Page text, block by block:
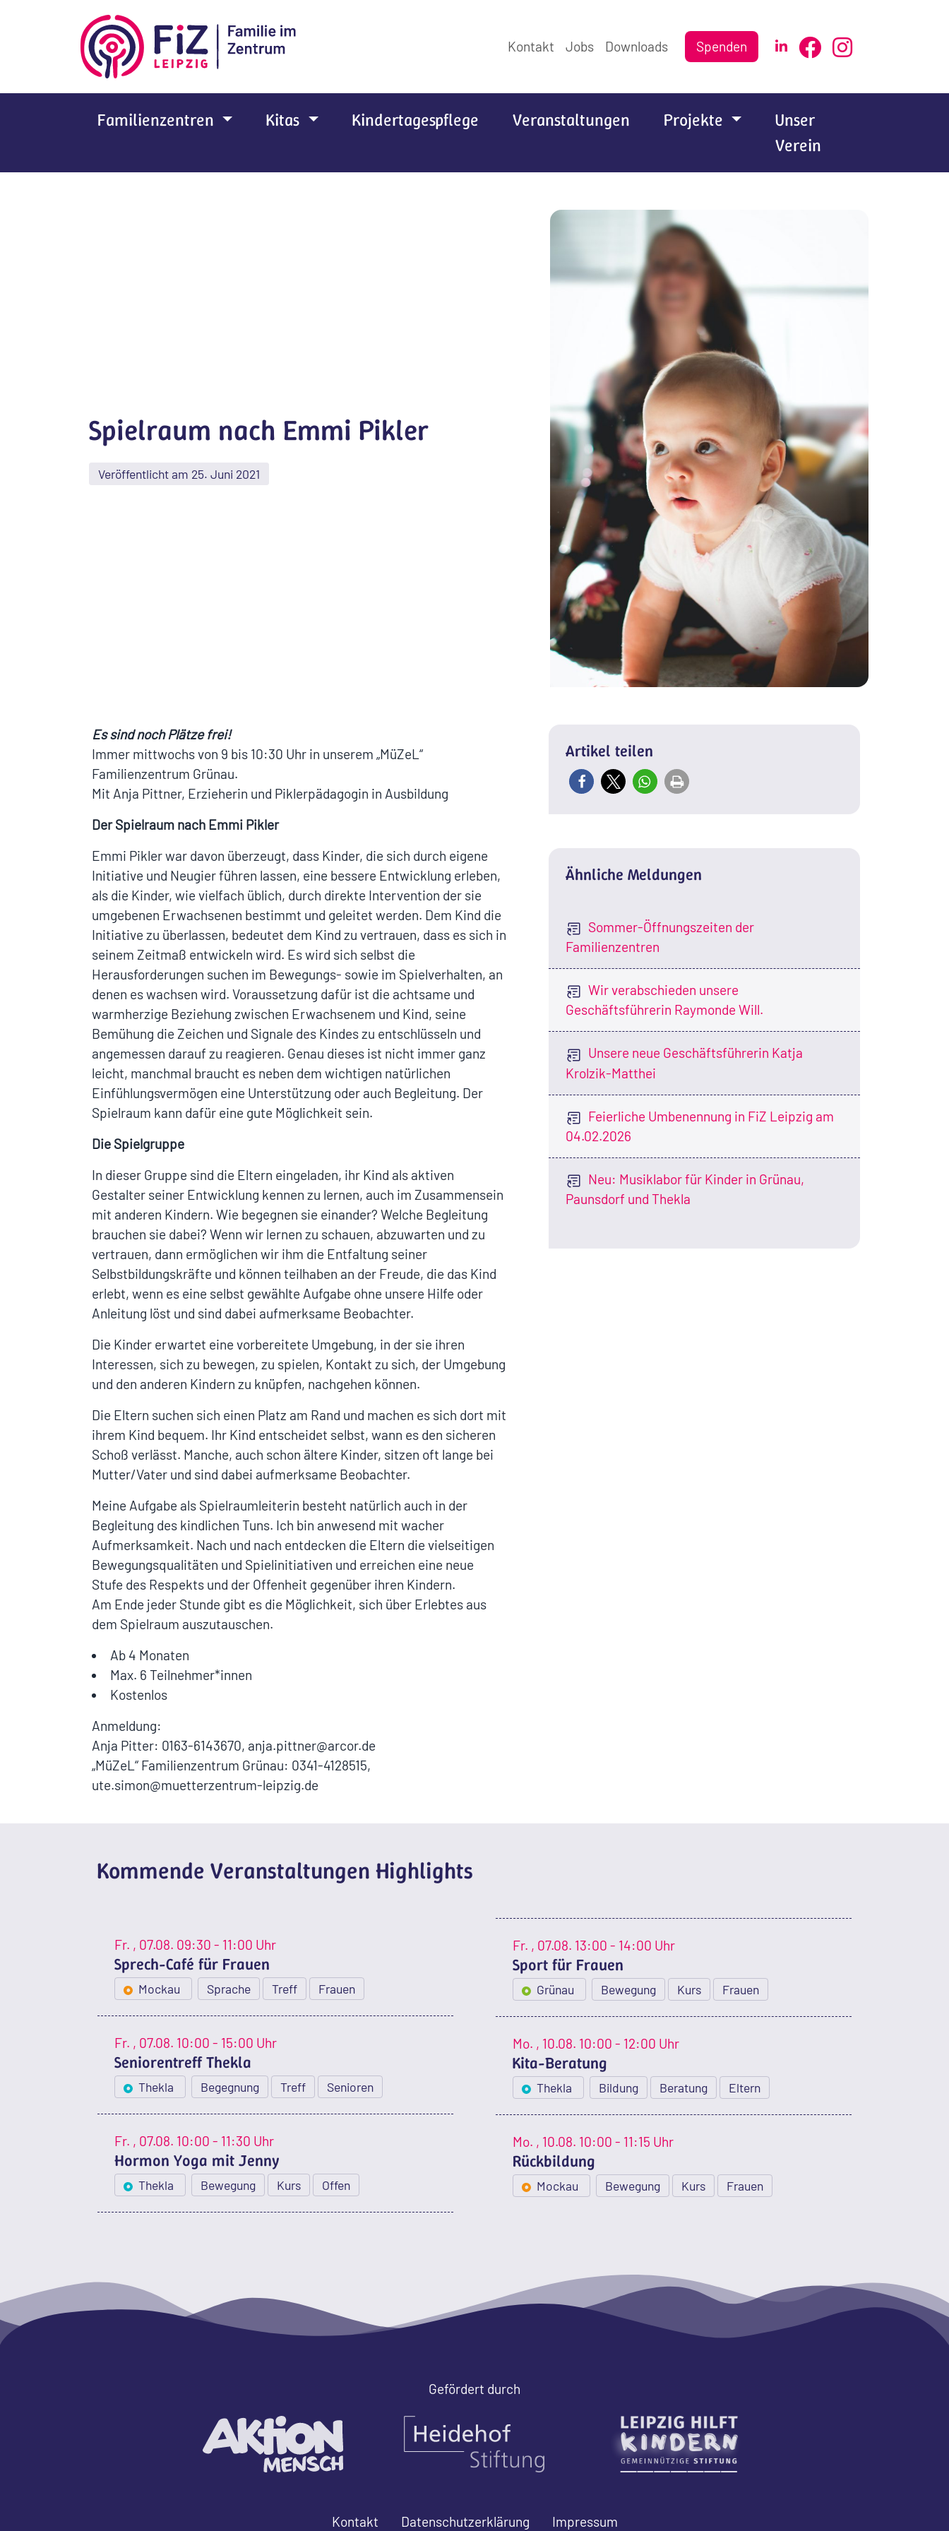
Kontakt Jobs Downloads Spenden
Familienzentren Kitas Kindertagespflege Veranstaltungen Projekte
Unser
Verein
Spielraum nach Emmi Pikler
Veröffentlicht am 25. Juni 2021
Es sind noch Plätze frei!
Immer mittwochs von 9 bis 10:30 Uhr in unserem „MüZeL“
Familienzentrum Grünau.
Mit Anja Pittner, Erzieherin und Piklerpädagogin in Ausbildung
Der Spielraum nach Emmi Pikler
Emmi Pikler war davon überzeugt, dass Kinder, die sich durch eigene
Initiative und Neugier führen lassen, eine bessere Entwicklung erleben,
als die Kinder, wie vielfach üblich, durch direkte Intervention der sie
umgebenen Erwachsenen bestimmt und geleitet werden. Dem Kind die
Initiative zu überlassen, bedeutet dem Kind zu vertrauen, dass es sich in
seinem Zeitmaß entwickeln wird. Es wird sich selbst die
Herausforderungen suchen im Bewegungs- sowie im Spielverhalten, an
denen es wachsen wird. Voraussetzung dafür ist die achtsame und
warmherzige Beziehung zwischen Erwachsenem und Kind, seine
Bemühung die Zeichen und Signale des Kindes zu entschlüsseln und
angemessen darauf zu reagieren. Genau dieses ist nicht immer ganz
leicht, manchmal braucht es neben dem wichtigen natürlichen
Einfühlungsvermögen eine Unterstützung oder auch Begleitung. Der
Spielraum kann dafür eine gute Möglichkeit sein.
Die Spielgruppe
In dieser Gruppe sind die Eltern eingeladen, ihr Kind als aktiven
Gestalter seiner Entwicklung kennen zu lernen, auch im Zusammensein
mit anderen Kindern. Wie begegnen sie einander? Welche Begleitung
brauchen sie dabei? Wenn wir lernen zu schauen, abzuwarten und zu
vertrauen, dann ermöglichen wir ihm die Entfaltung seiner
Selbstbildungskräfte und können teilhaben an der Freude, die das Kind
erlebt, wenn es eine selbst gewählte Aufgabe ohne unsere Hilfe oder
Anleitung löst und sind dabei aufmerksame Beobachter.
Die Kinder erwartet eine vorbereitete Umgebung, in der sie ihren
Interessen, sich zu bewegen, zu spielen, Kontakt zu sich, der Umgebung
und den anderen Kindern zu knüpfen, nachgehen können.
Die Eltern suchen sich einen Platz am Rand und machen es sich dort mit
ihrem Kind bequem. Ihr Kind entscheidet selbst, wann es den sicheren
Schoß verlässt. Manche, auch schon ältere Kinder, sitzen oft lange bei
Mutter/Vater und sind dabei aufmerksame Beobachter.
Meine Aufgabe als Spielraumleiterin besteht natürlich auch in der
Begleitung des kindlichen Tuns. Ich bin anwesend mit wacher
Aufmerksamkeit. Nach und nach entdecken die Eltern die vielseitigen
Bewegungsqualitäten und Spielinitiativen und erreichen eine neue
Stufe des Respekts und der Offenheit gegenüber ihren Kindern.
Am Ende jeder Stunde gibt es die Möglichkeit, sich über Erlebtes aus
dem Spielraum auszutauschen.
Ab 4 Monaten
Max. 6 Teilnehmer*innen
Kostenlos
Anmeldung:
Anja Pitter: 0163-6143670, anja.pittner@arcor.de
„MüZeL“ Familienzentrum Grünau: 0341-4128515,
ute.simon@muetterzentrum-leipzig.de
Artikel teilen
Ähnliche Meldungen
Sommer-Öffnungszeiten der
Familienzentren
Wir verabschieden unsere
Geschäftsführerin Raymonde Will.
Unsere neue Geschäftsführerin Katja
Krolzik-Matthei
Feierliche Umbenennung in FiZ Leipzig am
04.02.2026
Neu: Musiklabor für Kinder in Grünau,
Paunsdorf und Thekla
Kommende Veranstaltungen Highlights
Fr. , 07.08. 09:30 - 11:00 Uhr
Sprech-Café für Frauen
Mockau Sprache Treff Frauen
Fr. , 07.08. 10:00 - 15:00 Uhr
Seniorentreff Thekla
Thekla Begegnung Treff Senioren
Fr. , 07.08. 10:00 - 11:30 Uhr
Hormon Yoga mit Jenny
Thekla Bewegung Kurs Offen
Fr. , 07.08. 13:00 - 14:00 Uhr
Sport für Frauen
Grünau Bewegung Kurs Frauen
Mo. , 10.08. 10:00 - 12:00 Uhr
Kita-Beratung
Thekla Bildung Beratung Eltern
Mo. , 10.08. 10:00 - 11:15 Uhr
Rückbildung
Mockau Bewegung Kurs Frauen
Gefördert durch
Kontakt Datenschutzerklärung Impressum